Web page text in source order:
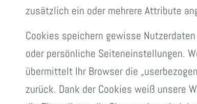
zusätzlich ein oder mehrere Attribute
Cookies speichern gewisse
oder persönliche Seiteneinstellungen.
übermittelt Ihr Browser die
zurück. Dank der Cookies weiß unsere